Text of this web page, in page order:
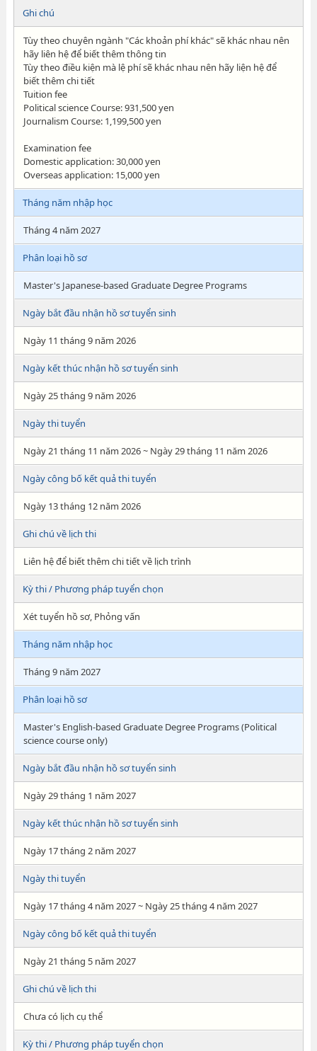
Ghi chú
Tùy theo chuyên ngành "Các khoản phí khác" sẽ khác nhau nên
hãy liên hệ để biết thêm thông tin
Tùy theo điều kiện mà lệ phí sẽ khác nhau nên hãy liện hệ để
biết thêm chi tiết
Tuition fee
Political science Course: 931,500 yen
Journalism Course: 1,199,500 yen
Examination fee
Domestic application: 30,000 yen
Overseas application: 15,000 yen
Tháng năm nhập học
Tháng 4 năm 2027
Phân loại hồ sơ
Master's Japanese-based Graduate Degree Programs
Ngày bắt đầu nhận hồ sơ tuyển sinh
Ngày 11 tháng 9 năm 2026
Ngày kết thúc nhận hồ sơ tuyển sinh
Ngày 25 tháng 9 năm 2026
Ngày thi tuyển
Ngày 21 tháng 11 năm 2026 ~ Ngày 29 tháng 11 năm 2026
Ngày công bố kết quả thi tuyển
Ngày 13 tháng 12 năm 2026
Ghi chú về lịch thi
Liên hệ để biết thêm chi tiết về lịch trình
Kỳ thi / Phương pháp tuyển chọn
Xét tuyển hồ sơ, Phỏng vấn
Tháng năm nhập học
Tháng 9 năm 2027
Phân loại hồ sơ
Master's English-based Graduate Degree Programs (Political
science course only)
Ngày bắt đầu nhận hồ sơ tuyển sinh
Ngày 29 tháng 1 năm 2027
Ngày kết thúc nhận hồ sơ tuyển sinh
Ngày 17 tháng 2 năm 2027
Ngày thi tuyển
Ngày 17 tháng 4 năm 2027 ~ Ngày 25 tháng 4 năm 2027
Ngày công bố kết quả thi tuyển
Ngày 21 tháng 5 năm 2027
Ghi chú về lịch thi
Chưa có lịch cụ thể
Kỳ thi / Phương pháp tuyển chọn